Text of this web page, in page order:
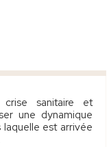
sanitaire et
une dynamique
est arrivée